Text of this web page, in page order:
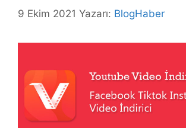
9 Ekim 2021 Yazarı: BlogHaber